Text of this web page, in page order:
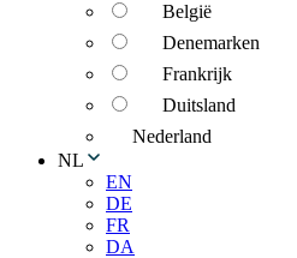
België
Denemarken
Frankrijk
Duitsland
Nederland
NL
EN
DE
FR
DA